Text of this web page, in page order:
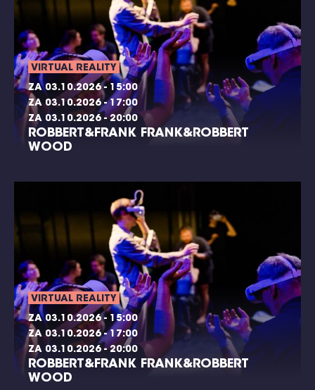
VIRTUAL REALITY
ZA 03.10.2026 - 15:00
ZA 03.10.2026 - 17:00
ZA 03.10.2026 - 20:00
ROBBERT&FRANK FRANK&ROBBERT
WOOD
VIRTUAL REALITY
ZA 03.10.2026 - 15:00
ZA 03.10.2026 - 17:00
ZA 03.10.2026 - 20:00
ROBBERT&FRANK FRANK&ROBBERT
WOOD